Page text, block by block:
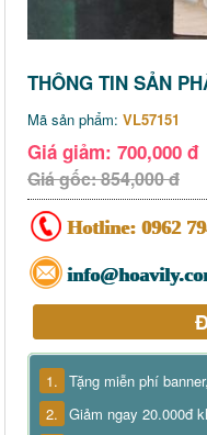
THÔNG TIN SẢN
Mã sản phẩm: VL57151
Giá giảm: 700,000 đ
Giá gốc: 854,000 đ
Hotline: 0962
1. Tặng miễn phí
2. Giảm ngay 20.000đ